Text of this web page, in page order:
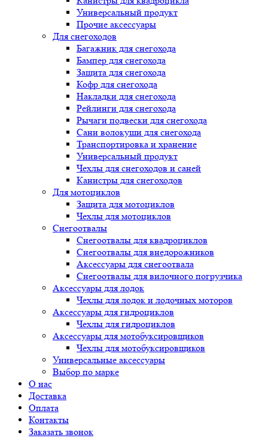
Универсальный продукт
Прочие аксессуары
Для снегоходов
Багажник для снегохода
Бампер для снегохода
Защита для снегохода
Кофр для снегохода
Накладки для снегохода
Рейлинги для снегохода
Рычаги подвески для снегохода
Сани волокуши для снегохода
Транспортировка и хранение
Универсальный продукт
Чехлы для снегоходов и саней
Канистры для снегоходов
Для мотоциклов
Защита для мотоциклов
Чехлы для мотоциклов
Снегоотвалы
Снегоотвалы для квадроциклов
Снегоотвалы для внедорожников
Аксессуары для снегоотвала
Снегоотвалы для вилочного погрузчика
Аксессуары для лодок
Чехлы для лодок и лодочных моторов
Аксессуары для гидроциклов
Чехлы для гидроциклов
Аксессуары для мотобуксировщиков
Чехлы для мотобуксировщиков
Универсальные аксессуары
Выбор по марке
О нас
Доставка
Оплата
Контакты
Заказать звонок